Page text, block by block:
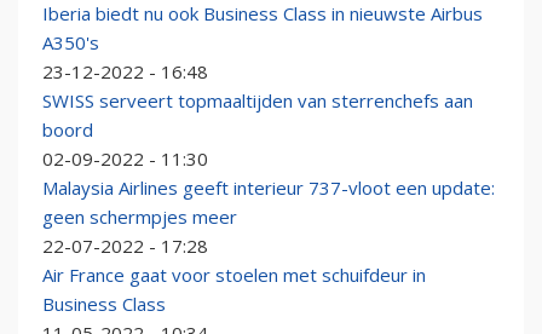
Iberia biedt nu ook Business Class in nieuwste Airbus
A350's
23-12-2022 - 16:48
SWISS serveert topmaaltijden van sterrenchefs aan
boord
02-09-2022 - 11:30
Malaysia Airlines geeft interieur 737-vloot een update:
geen schermpjes meer
22-07-2022 - 17:28
Air France gaat voor stoelen met schuifdeur in
Business Class